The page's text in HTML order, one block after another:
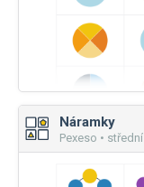
Náramky
Pexeso • střední